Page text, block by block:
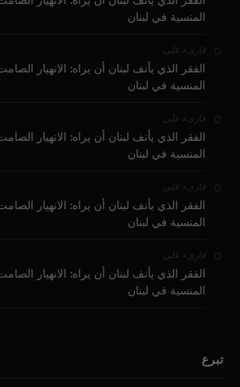
المنسية في لبنان
قارىء على
الفقر الذي يأنف لبنان أن يراه: الانهيار
المنسية في لبنان
قارىء على
الفقر الذي يأنف لبنان أن يراه: الانهيار
المنسية في لبنان
قارىء على
الفقر الذي يأنف لبنان أن يراه: الانهيار
المنسية في لبنان
قارىء على
الفقر الذي يأنف لبنان أن يراه: الانهيار
المنسية في لبنان
تبرع